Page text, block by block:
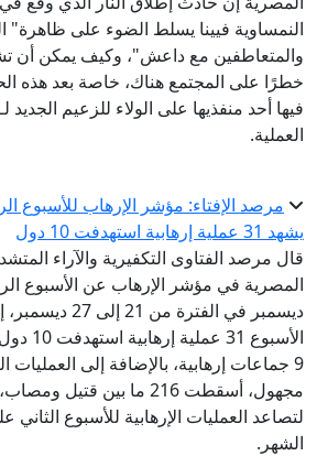
النمساوية فيينا يسلط الضوء على ظاهرة"
والمتعاطفين مع داعش"، وكيف يمكن أن
خطرًا على المجتمع هناك، خاصة بعد هذه
فيها أحد منفذيها على الولاء للزعيم
العملية.
مرصد الإفتاء: مؤشر الإرهاب للأسبوع
يشهد 31 عملية إرهابية استهدفت 10 دول
قال مرصد الفتاوى التكفيرية والآراء
المصرية في مؤشر الإرهاب عن الأسبوع
ديسمبر في الفترة
الأسبوع
9 جماعات إرهابية، بالإضافة إلى
مجهول، أسقطت 216 ما بين
لتصاعد العمليات الإرهابية للأسبوع الثاني
الشهر.